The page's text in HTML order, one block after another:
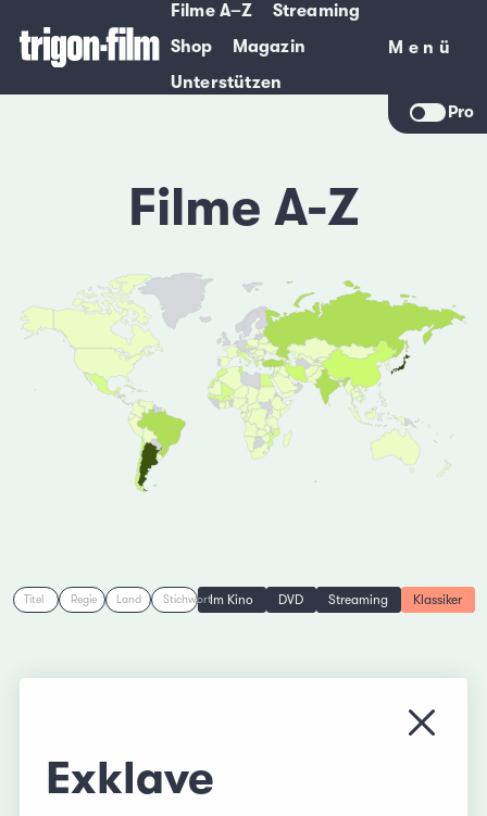
Filme A–Z
Streaming
Shop
Magazin
Unterstützen
Menü
Menü
Pro
Filme A-Z
Titel Regie Land StichwortIm Kino DVD Streaming Klassiker
Menü
Exklave